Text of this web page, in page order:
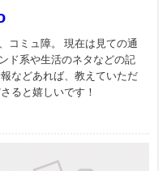
コミュ障。 現在は見ての通
ド系や生活のネタなどの記
などあれば、教えていただ
ると嬉しいです！